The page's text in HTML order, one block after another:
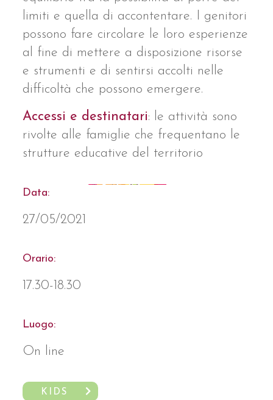
limiti e quella di accontentare. I genitori
possono fare circolare le loro esperienze
al fine di mettere a disposizione risorse
e strumenti e di sentirsi accolti nelle
difficoltà che possono emergere.
Accessi e destinatari: le attività sono
rivolte alle famiglie che frequentano le
strutture educative del territorio
Data:
27/05/2021
Orario:
17.30-18.30
Luogo:
On line
KIDS